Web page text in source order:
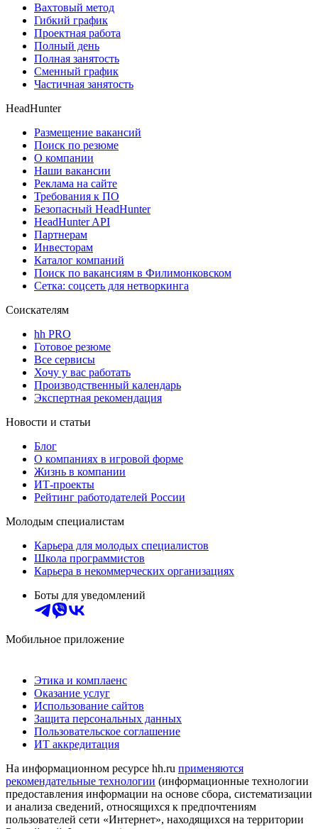
Вахтовый метод
Гибкий график
Проектная работа
Полный день
Полная занятость
Сменный график
Частичная занятость
HeadHunter
Размещение вакансий
Поиск по резюме
О компании
Наши вакансии
Реклама на сайте
Требования к ПО
Безопасный HeadHunter
HeadHunter API
Партнерам
Инвесторам
Каталог компаний
Поиск по вакансиям в Филимонковском
Сетка: соцсеть для нетворкинга
Соискателям
hh PRO
Готовое резюме
Все сервисы
Хочу у вас работать
Производственный календарь
Экспертная рекомендация
Новости и статьи
Блог
О компаниях в игровой форме
Жизнь в компании
ИТ-проекты
Рейтинг работодателей России
Молодым специалистам
Карьера для молодых специалистов
Школа программистов
Карьера в некоммерческих организациях
Боты для уведомлений
Мобильное приложение
Этика и комплаенс
Оказание услуг
Использование сайтов
Защита персональных данных
Пользовательское соглашение
ИТ аккредитация
На информационном ресурсе hh.ru применяются
рекомендательные технологии (информационные технологии
предоставления информации на основе сбора, систематизации
и анализа сведений, относящихся к предпочтениям
пользователей сети «Интернет», находящихся на территории